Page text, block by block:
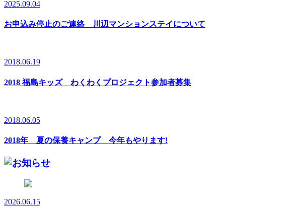
2025.09.04
お申込み停止のご連絡 川辺マンションステイについて
2018.06.19
2018 福島キッズ わくわくプロジェクト参加者募集
2018.06.05
2018年 夏の保養キャンプ 今年もやります!
2026.06.15